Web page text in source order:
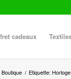
cadeaux
Boutique / Etiquette: